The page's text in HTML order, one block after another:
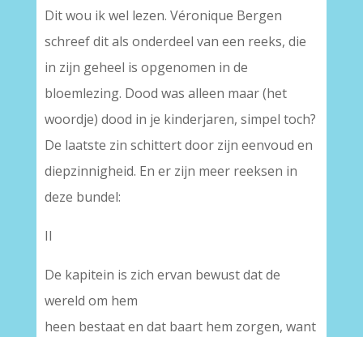
Dit wou ik wel lezen. Véronique Bergen
schreef dit als onderdeel van een reeks, die
in zijn geheel is opgenomen in de
bloemlezing. Dood was alleen maar (het
woordje) dood in je kinderjaren, simpel toch?
De laatste zin schittert door zijn eenvoud en
diepzinnigheid. En er zijn meer reeksen in
deze bundel:
II
De kapitein is zich ervan bewust dat de
wereld om hem
heen bestaat en dat baart hem zorgen, want